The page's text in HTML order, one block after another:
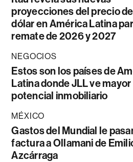
proyecciones del precio
dólar en América Latina
remate de 2026 y 2027
NEGOCIOS
Estos son los países de
Latina donde JLL ve mayor
potencial inmobiliario
MÉXICO
Gastos del Mundial le
factura a Ollamani de
Azcárraga